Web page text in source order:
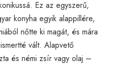
Ez az egyszerű,
konyha egyik alappillére,
nőtte ki magát, és mára
vált. Alapvető
és némi zsír vagy olaj –